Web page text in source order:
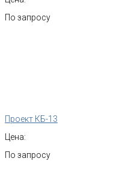
По запросу
Проект КБ-13
Цена:
По запросу